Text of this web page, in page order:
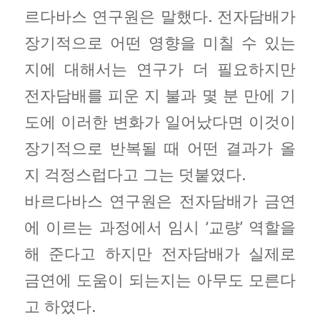
르다바스 연구원은 말했다. 전자담배가
장기적으로 어떤 영향을 미칠 수 있는
지에 대해서는 연구가 더 필요하지만
전자담배를 피운 지 불과 몇 분 만에 기
도에 이러한 변화가 일어났다면 이것이
장기적으로 반복될 때 어떤 결과가 올
지 걱정스럽다고 그는 덧붙였다.
바르다바스 연구원은 전자담배가 금연
에 이르는 과정에서 임시 ‘교량’ 역할을
해 준다고 하지만 전자담배가 실제로
금연에 도움이 되는지는 아무도 모른다
고 하였다.